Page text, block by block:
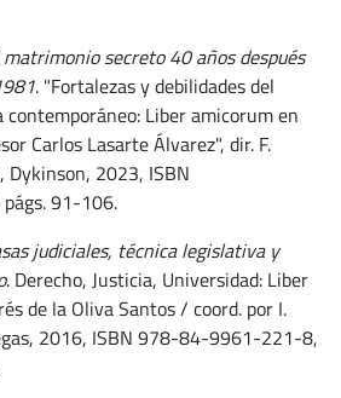
matrimonio secreto 40 años después
. "Fortalezas y debilidades del
Liber amicorum en
Carlos Lasarte Álvarez", dir. F.
Dykinson, 2023, ISBN
91-106.
judiciales, técnica legislativa y
. Derecho, Justicia, Universidad: Liber
de la Oliva Santos / coord. por I.
2016, ISBN 978-84-9961-221-8,